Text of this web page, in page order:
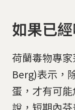
如果已
荷蘭毒物專
Berg)表示，
蛋，才有可
說，短期內